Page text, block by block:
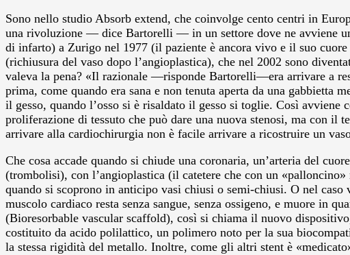
Sono nello studio Absorb extend, che coinvolge cento centri in
una rivoluzione — dice Bartorelli — in un settore dove ne avviene
di infarto) a Zurigo nel 1977 (il paziente è ancora vivo e il suo
(richiusura del vaso dopo l’angioplastica), che nel 2002 sono
valeva la pena? «Il razionale —risponde Bartorelli—era arrivare a
prima, come quando era sana e non tenuta aperta da una gabbietta
il gesso, quando l’osso si è risaldato il gesso si toglie. Così
proliferazione di tessuto che può dare una nuova stenosi, ma con il
arrivare alla cardiochirurgia non è facile arrivare a ricostruire un
Che cosa accade quando si chiude una coronaria, un’arteria del
(trombolisi), con l’angioplastica (il catetere che con un
quando si scoprono in anticipo vasi chiusi o semi-chiusi. O nel
muscolo cardiaco resta senza sangue, senza ossigeno, e muore in
(Bioresorbable vascular scaffold), così si chiama il nuovo
costituito da acido polilattico, un polimero noto per la sua
la stessa rigidità del metallo. Inoltre, come gli altri stent è